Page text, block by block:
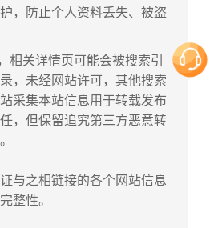
，防止个人资料丢失、被盗
相关详情页可能会被搜索引
，未经网站许可，其他搜索
采集本站信息用于转载发布
，但保留追究第三方恶意转
与之相链接的各个网站信息
整性。